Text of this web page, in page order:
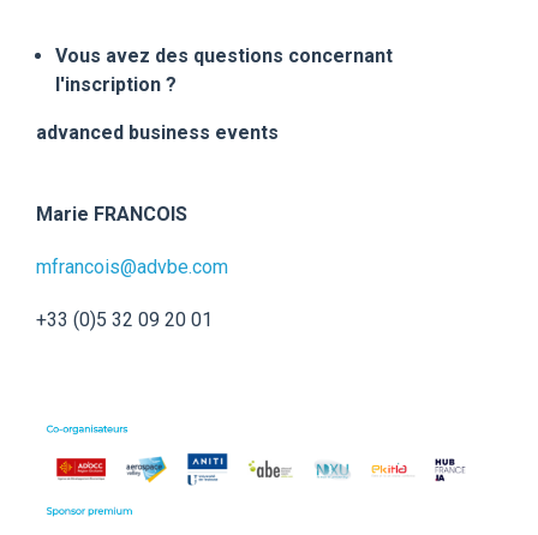
Vous avez des questions concernant
l'inscription ?
advanced business events
Marie FRANCOIS
mfrancois@advbe.com
+33 (0)5 32 09 20 01